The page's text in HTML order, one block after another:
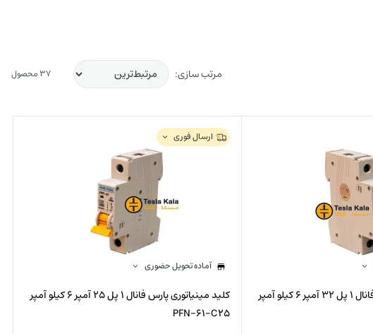
37 محصول مرتب سازی:
کلید مینیاتوری پارس فانال 1 پل 32 آمپر 6 کیلو آمپر
ارسال فوری
آماده تحویل حضوری
کلید مینیاتوری پارس فانال 1 پل 25 آمپر 6 کیلو آمپر
PFN-61-C25